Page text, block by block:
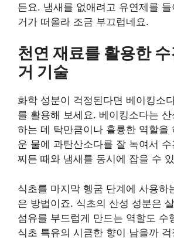
든요. 냄새를 없애려고 유연제를
거가 떠올라 조금 부끄럽네요.
천연 재료를 활용한
거 기술
화학 성분이 걱정된다면 베이킹소
를 활용해 보세요. 베이킹소다는
하는 데 탁만큼이나 훌륭한 역할을
운 물에 과탄산소다를 잘 녹여서
찌든 때와 냄새를 동시에 잡을 수
식초를 마지막 헹굼 단계에 사용하
은 방법이죠. 식초의 산성 성분은
섬유를 부드럽게 만드는 역할도 수
식초 특유의 시큼한 향이 남을까